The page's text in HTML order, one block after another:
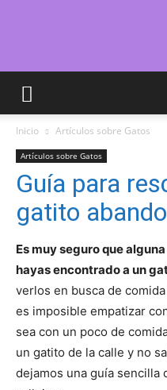
Inicio Artículos sobre Gatos
Artículos sobre Gatos
Guía para
gatito
Es muy seguro que
hayas encontrado a un
verlos en busca de
es imposible empatizar
sea con un poco de
un gatito de la calle y no
dejamos una guía sencilla